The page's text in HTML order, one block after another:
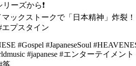
ーズから❗️
ックストークで「日本精神」炸裂！
プスタイン
#Gospel #JapaneseSoul
#japanese #エンターテイメン
筝